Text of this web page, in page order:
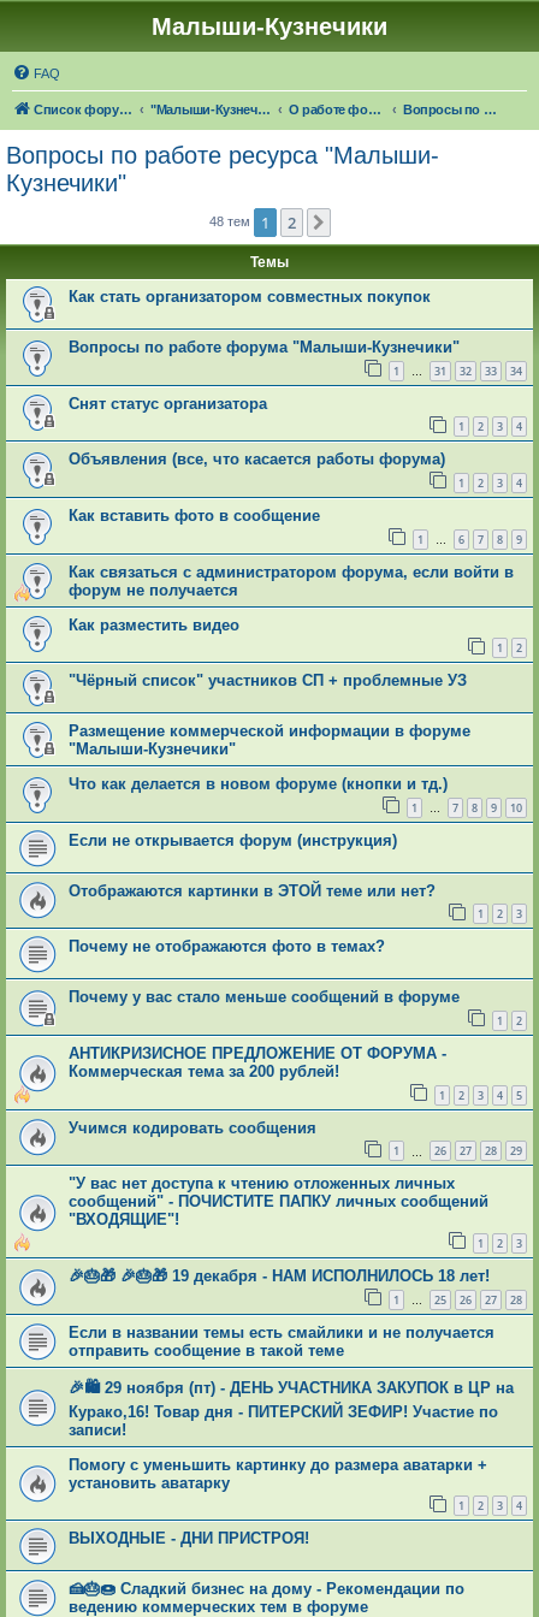
Малыши-Кузнечики
FAQ
Список форумов "Малыши-Кузнечики" (18+) О работе форума "Малыши-Кузнечики" Вопросы по работе ресурса "Малыши-Кузнечики"
Вопросы по работе ресурса "Малыши-
Кузнечики"
48 тем 1 2
Темы
Как стать организатором совместных покупок
Вопросы по работе форума "Малыши-Кузнечики"
1 … 31 32 33 34
Снят статус организатора
1 2 3 4
Объявления (все, что касается работы форума)
1 2 3 4
Как вставить фото в сообщение
1 … 6 7 8 9
Как связаться с администратором форума, если войти в
форум не получается
Как разместить видео
1 2
"Чёрный список" участников СП + проблемные УЗ
Размещение коммерческой информации в форуме
"Малыши-Кузнечики"
Что как делается в новом форуме (кнопки и тд.)
1 … 7 8 9 10
Если не открывается форум (инструкция)
Отображаются картинки в ЭТОЙ теме или нет?
1 2 3
Почему не отображаются фото в темах?
Почему у вас стало меньше сообщений в форуме
1 2
АНТИКРИЗИСНОЕ ПРЕДЛОЖЕНИЕ ОТ ФОРУМА -
Коммерческая тема за 200 рублей!
1 2 3 4 5
Учимся кодировать сообщения
1 26 27 28 29
"У вас нет доступа к чтению отложенных личных
сообщений" - ПОЧИСТИТЕ ПАПКУ личных сообщений
"ВХОДЯЩИЕ"!
1 2 3
🎉🎂🎁 🎉🎂🎁 19 декабря - НАМ ИСПОЛНИЛОСЬ 18 лет!
1 … 25 26 27 28
Если в названии темы есть смайлики и не получается
отправить сообщение в такой теме
🎉🛍 29 ноября (пт) - ДЕНЬ УЧАСТНИКА ЗАКУПОК в ЦР на
Курако,16! Товар дня - ПИТЕРСКИЙ ЗЕФИР! Участие по
записи!
Помогу с уменьшить картинку до размера аватарки +
установить аватарку
1 2 3 4
ВЫХОДНЫЕ - ДНИ ПРИСТРОЯ!
🍰🎂🍩 Сладкий бизнес на дому - Рекомендации по
ведению коммерческих тем в форуме